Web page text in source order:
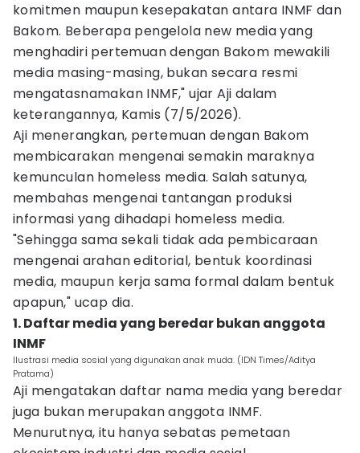
komitmen maupun kesepakatan antara INMF dan
Bakom. Beberapa pengelola new media yang
menghadiri pertemuan dengan Bakom mewakili
media masing-masing, bukan secara resmi
mengatasnamakan INMF," ujar Aji dalam
keterangannya, Kamis (7/5/2026).
Aji menerangkan, pertemuan dengan Bakom
membicarakan mengenai semakin maraknya
kemunculan homeless media. Salah satunya,
membahas mengenai tantangan produksi
informasi yang dihadapi homeless media.
"Sehingga sama sekali tidak ada pembicaraan
mengenai arahan editorial, bentuk koordinasi
media, maupun kerja sama formal dalam bentuk
apapun," ucap dia.
1. Daftar media yang beredar bukan anggota
INMF
Ilustrasi media sosial yang digunakan anak muda. (IDN Times/Aditya
Pratama)
Aji mengatakan daftar nama media yang beredar
juga bukan merupakan anggota INMF.
Menurutnya, itu hanya sebatas pemetaan